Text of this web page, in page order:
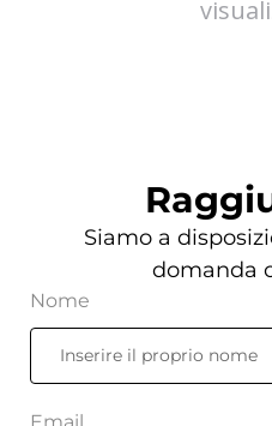
Siamo a
domanda
Nome
Email